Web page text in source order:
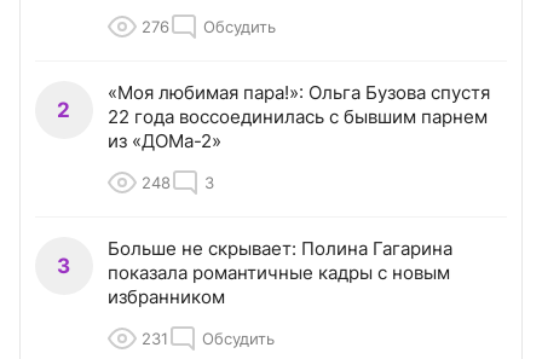
276 Обсудить
2
«Моя любимая пара!»: Ольга Бузова спустя
22 года воссоединилась с бывшим парнем
из «ДОМа-2»
248 3
3
Больше не скрывает: Полина Гагарина
показала романтичные кадры с новым
избранником
231 Обсудить